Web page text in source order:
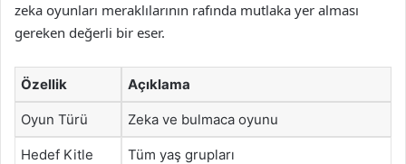
zeka oyunları meraklılarının rafında mutlaka yer alması
gereken değerli bir eser.
Özellik Açıklama
Oyun Türü Zeka ve bulmaca oyunu
Hedef Kitle Tüm yaş grupları